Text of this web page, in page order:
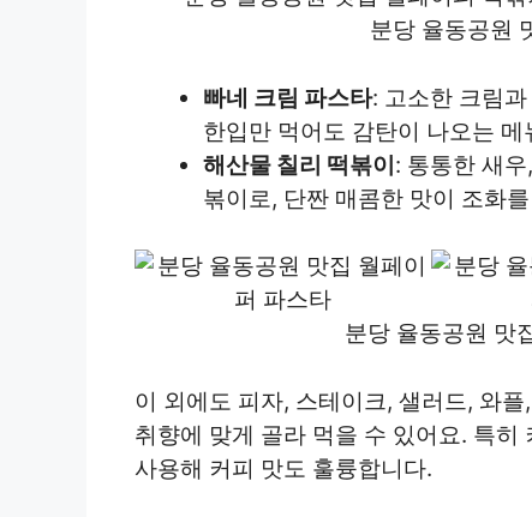
분당 율동공원
빠네 크림 파스타: 고소한 크림
한입만 먹어도 감탄이 나오는 메
해산물 칠리 떡볶이 : 통통한 새
볶이로, 단짠 매콤한 맛이 조화
분당 율동공원 맛
이 외에도 피자, 스테이크, 샐러드, 와
취향에 맞게 골라 먹을 수 있어요. 특히
사용해 커피 맛도 훌륭합니다.